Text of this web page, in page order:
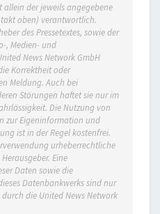
allein der jeweils angegebene
oben) verantwortlich.
des Pressetextes, sowie der
, Medien- und
News Network GmbH
Korrektheit oder
Meldung. Auch bei
Störungen haftet sie nur im
Die Nutzung von
zur Eigeninformation und
ist in der Regel kostenfrei.
urheberrechtliche
Eine
Daten sowie die
Datenbankwerks sind nur
die United News Network